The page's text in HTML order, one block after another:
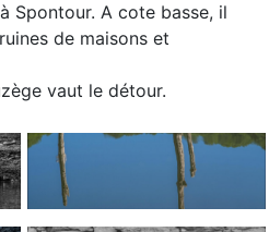
Spontour. A cote basse, il
de maisons et
vaut le détour.